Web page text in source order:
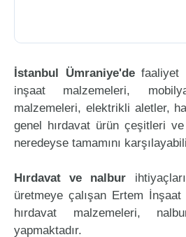
İstanbul Ümraniye'defaaliyet
inşaat malzemeleri,
malzemeleri, elektrikli aletler,
genel hırdavat ürün çeşitleri ve
neredeyse tamamını
Hırdavat ve nalbur
üretmeye çalışan Ertem
hırdavat malzemeleri,
yapmaktadır.